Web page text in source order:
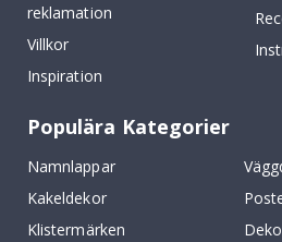
reklamation
Villkor
Inspiration
Populära Kategorier
Namnlappar
Kakeldekor
Klistermärken